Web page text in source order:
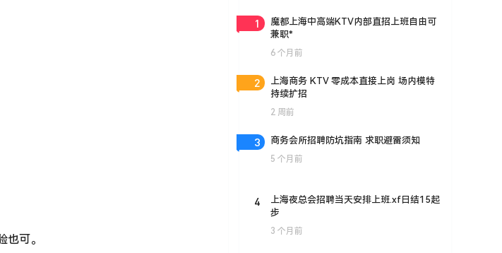
可。
1
魔都上海中高端KTV内部直招上班自由可
兼职*
6 个月前
2
上海商务 KTV 零成本直接上岗 场内模特
持续扩招
2 周前
3 商务会所招聘防坑指南 求职避雷须知
5 个月前
4
上海夜总会招聘当天安排上班.xf日结15起
步
3 个月前